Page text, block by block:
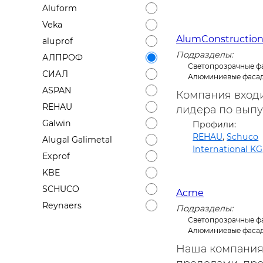
Aluform
Veka
aluprof
АЛПРОФ
СИАЛ
ASPAN
REHAU
Galwin
Alugal Galimetal
Exprof
KBE
SCHUCO
Reynaers
AlumConstruction
Подразделы:
Светопрозрачные
Алюминиевые
Компания
лидера по
Профили:
REHAU,Schuco
International KG
Acme
Подразделы:
Светопрозрачные
Алюминиевые
Наша компания